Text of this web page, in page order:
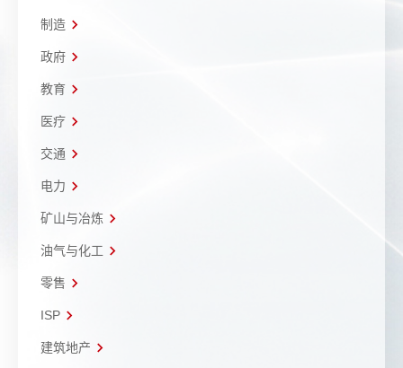
制造
政府
教育
医疗
交通
电力
矿山与冶炼
油气与化工
零售
ISP
建筑地产